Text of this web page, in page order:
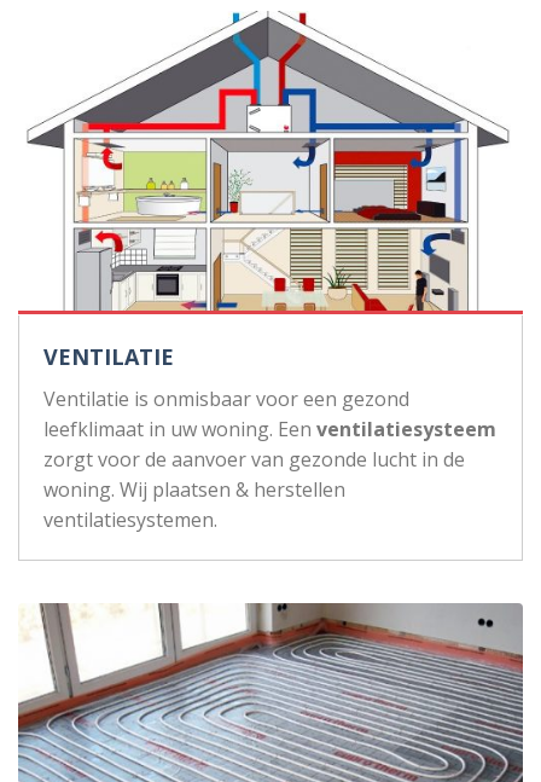
VENTILATIE
Ventilatie is onmisbaar voor een gezond
leefklimaat in uw woning. Een ventilatiesysteem
zorgt voor de aanvoer van gezonde lucht in de
woning. Wij plaatsen & herstellen
ventilatiesystemen.